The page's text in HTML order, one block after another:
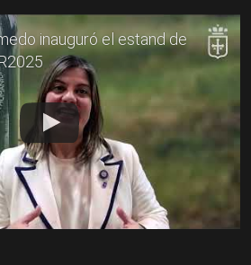
inauguró el estand de